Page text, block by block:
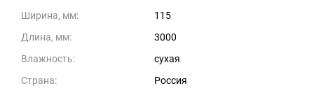
Ширина, мм:
115
Длина, мм:
3000
Влажность:
сухая
Страна:
Россия